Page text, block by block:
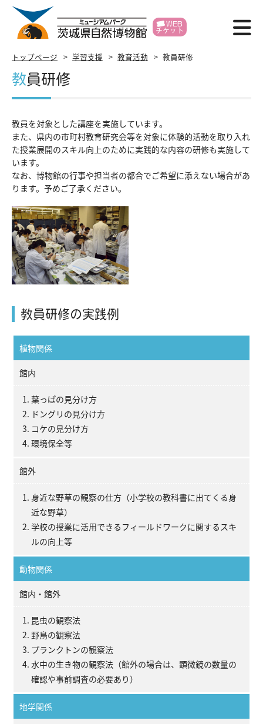
WEB
チケット
博物館紹介
イベント
研究・標本
各種申請
賛助会員
収蔵資料検索
トップページ 学習支援 教育活動 教員研修
教員研修
教員を対象とした講座を実施しています。
また、県内の市町村教育研究会等を対象に体験的活動を取り入れ
た授業展開のスキル向上のために実践的な内容の研修も実施して
います。
なお、博物館の行事や担当者の都合でご希望に添えない場合があ
ります。予めご了承ください。
教員研修の実践例
植物関係
館内
葉っぱの見分け方
ドングリの見分け方
コケの見分け方
環境保全等
館外
身近な野草の観察の仕方（小学校の教科書に出てくる身
近な野草）
学校の授業に活用できるフィールドワークに関するスキ
ルの向上等
動物関係
館内・館外
昆虫の観察法
野鳥の観察法
プランクトンの観察法
水中の生き物の観察法（館外の場合は、顕微鏡の数量の
確認や事前調査の必要あり）
地学関係